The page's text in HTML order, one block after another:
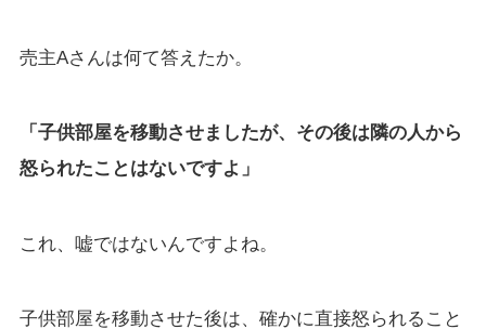
売主Aさんは何て答えたか。
「子供部屋を移動させましたが、その後は隣の人から
怒られたことはないですよ」
これ、嘘ではないんですよね。
子供部屋を移動させた後は、確かに直接怒られること